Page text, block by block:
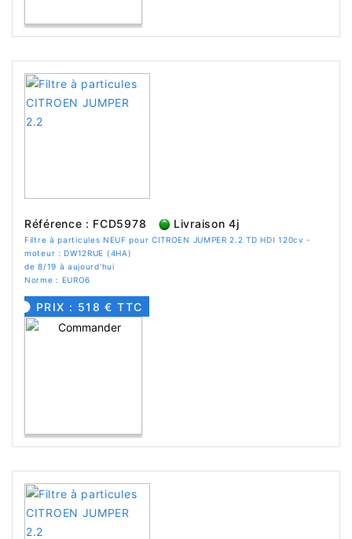
Référence : FCD5978 Livraison 4j
Filtre à particules NEUF pour CITROEN JUMPER 2.2 TD HDI 120cv -
moteur : DW12RUE (4HA)
de 8/19 à aujourd'hui
Norme : EURO6
PRIX : 518 € TTC